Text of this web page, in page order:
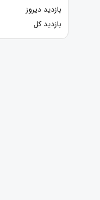
بازدید دیروز
بازدید کل